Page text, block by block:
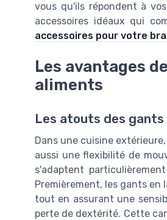
vous qu'ils répondent à
accessoires idéaux qui
accessoires pour votre
Les avantages
aliments
Les atouts des
Dans une cuisine
aussi une flexibilité de
s'adaptent
Premièrement, les gants
tout en assurant une
perte de dextérité. Cette